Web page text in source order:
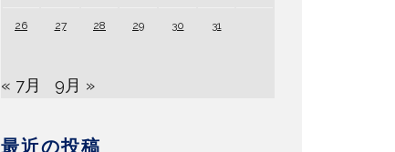
26 27 28 29 30 31
« 7月 9月 »
最近の投稿